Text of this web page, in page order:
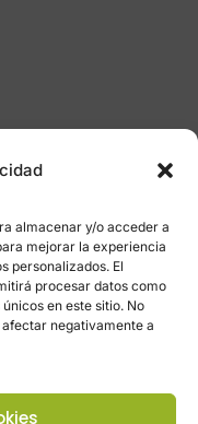
almacenar y/o acceder a
mejorar la experiencia
personalizados. El
procesar datos como
en este sitio. No
negativamente a